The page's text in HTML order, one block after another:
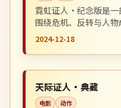
霓虹证人·纪念版是一
围绕危机、反转与人
得推荐观看。
2024-12-18
美国
天际证人·典藏
电影 动作